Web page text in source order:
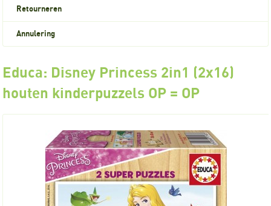
Retourneren
Annulering
Educa: Disney Princess 2in1 (2x16)
houten kinderpuzzels OP = OP